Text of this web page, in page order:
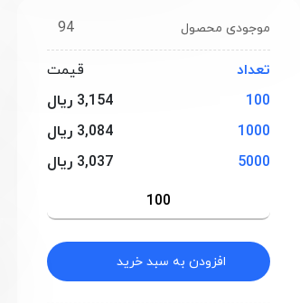
94 موجودی محصول
تعداد
قیمت
100
3,154 ریال
1000
3,084 ریال
5000
3,037 ریال
افزودن به سبد خرید